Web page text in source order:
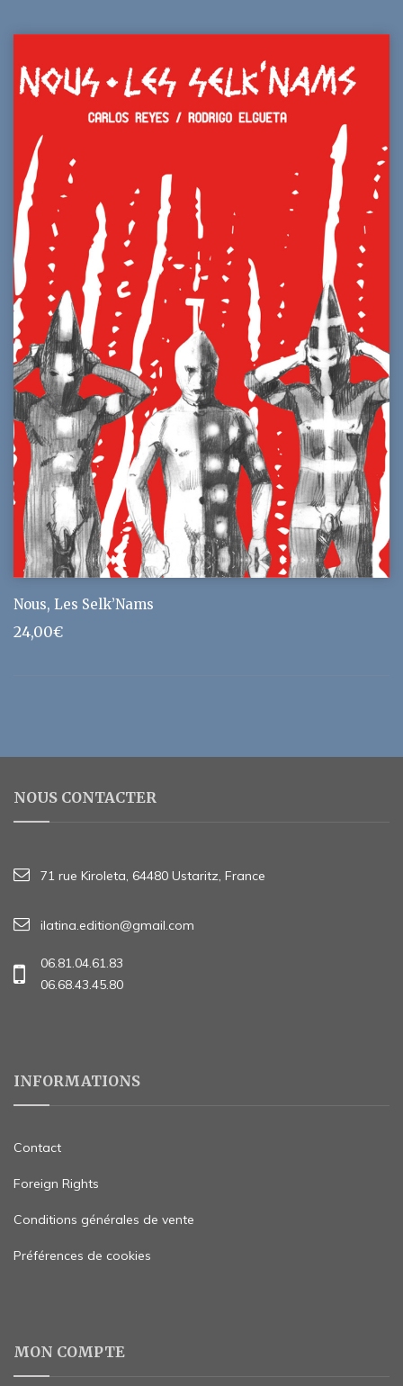
Nous, Les Selk’Nams
24,00€
NOUS CONTACTER
71 rue Kiroleta, 64480 Ustaritz, France
ilatina.edition@gmail.com
06.81.04.61.83
06.68.43.45.80
INFORMATIONS
Contact
Foreign Rights
Conditions générales de vente
Préférences de cookies
MON COMPTE